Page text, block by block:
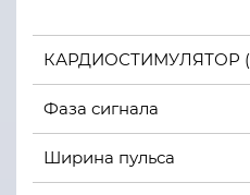
КАРДИОСТИМУЛЯТОР
Фаза сигнала
Ширина пульса